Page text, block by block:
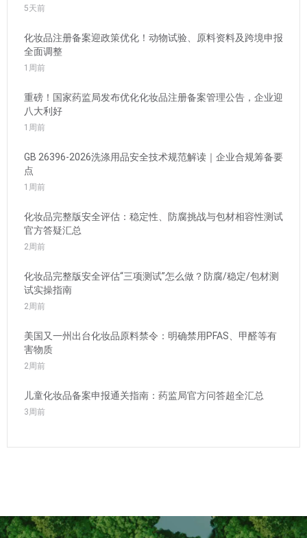
5天前
化妆品注册备案迎政策优化！动物试验、原料资料及跨境申报
全面调整
1周前
重磅！国家药监局发布优化化妆品注册备案管理公告，企业迎
八大利好
1周前
GB 26396-2026洗涤用品安全技术规范解读｜企业合规筹备要
点
1周前
化妆品完整版安全评估：稳定性、防腐挑战与包材相容性测试
官方答疑汇总
2周前
化妆品完整版安全评估“三项测试”怎么做？防腐/稳定/包材测
试实操指南
2周前
美国又一州出台化妆品原料禁令：明确禁用PFAS、甲醛等有
害物质
2周前
儿童化妆品备案申报通关指南：药监局官方问答超全汇总
3周前